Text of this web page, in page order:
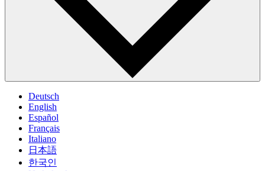
Deutsch
English
Español
Français
Italiano
日本語
한국인